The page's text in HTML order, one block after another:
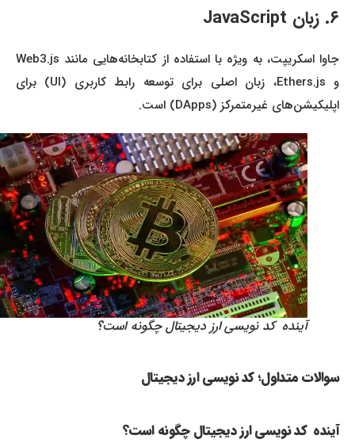
جاوا اسکریپت، به ویژه با استفاده از کتابخانه‌هایی مانند Web3.js
و Ethers.js، زبان اصلی برای توسعه رابط کاربری (UI) برای
اپلیکیشن‌های غیرمتمرکز (DApps) است.
آینده کد نویسی ارز دیجیتال چگونه است؟
سوالات متداول؛ کد نویسی ارز دیجیتال
آینده کد نویسی ارز دیجیتال چگونه است؟